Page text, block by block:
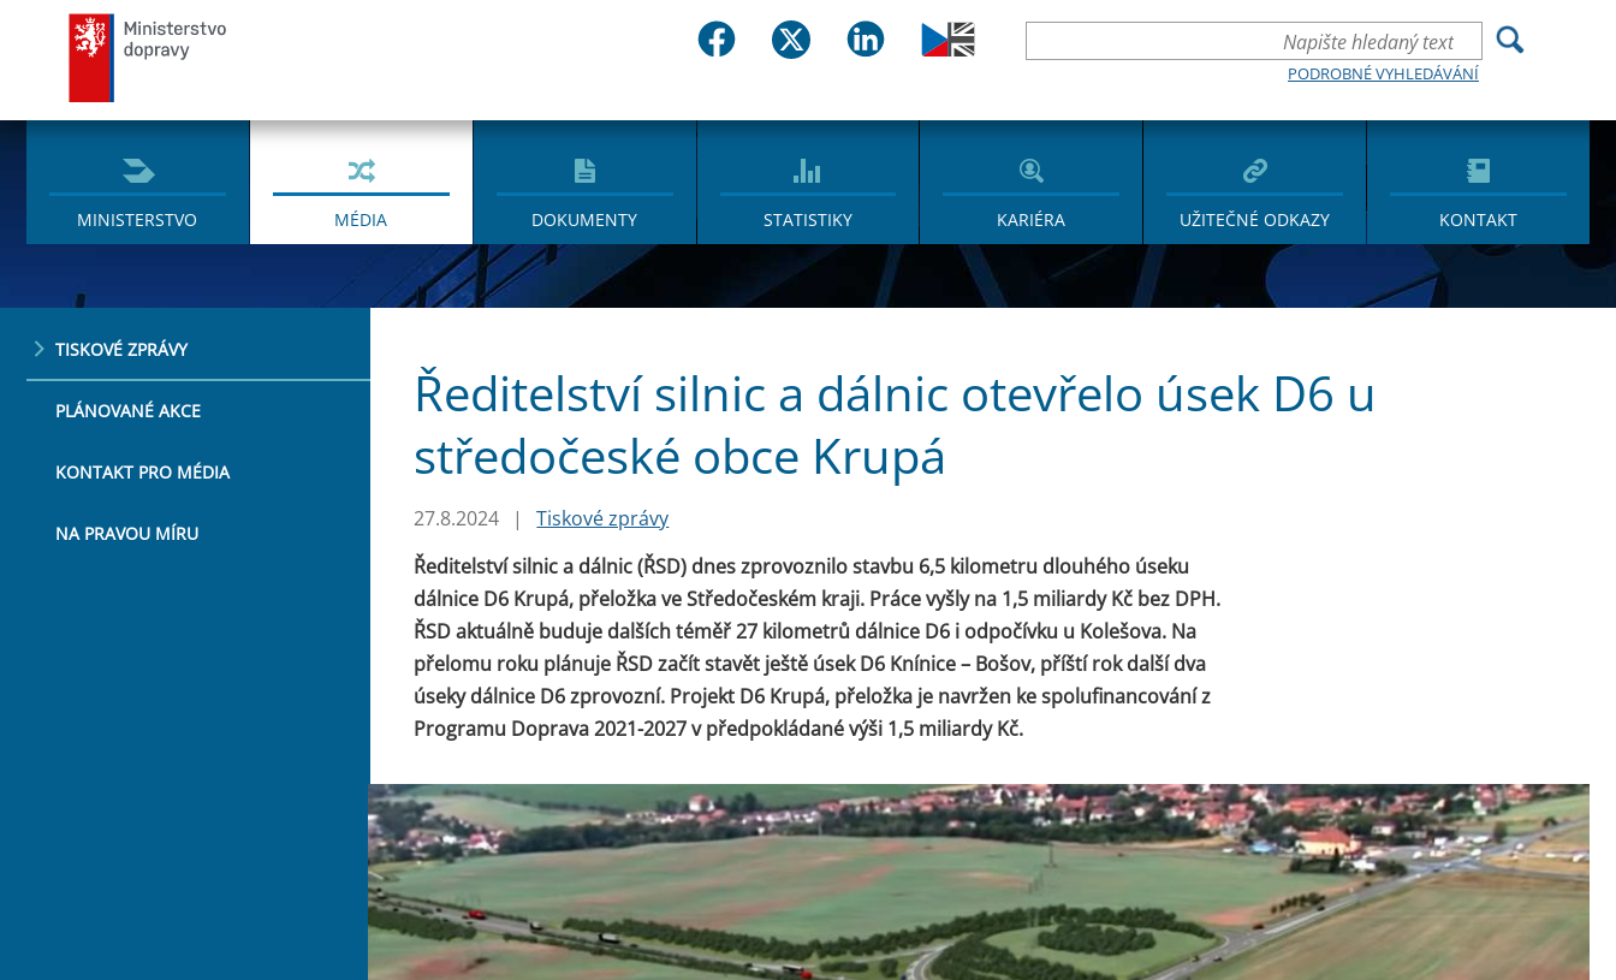
PODROBNÉ VYHLEDÁVÁNÍ
MINISTERSTVO MÉDIA DOKUMENTY STATISTIKY KARIÉRA UŽITEČNÉ ODKAZY KONTAKT
TISKOVÉ ZPRÁVY
PLÁNOVANÉ AKCE
KONTAKT PRO MÉDIA
NA PRAVOU MÍRU
Ředitelství silnic a dálnic otevřelo úsek D6 u
středočeské obce Krupá
27.8.2024 |
Tiskové zprávy
Ředitelství silnic a dálnic (ŘSD) dnes zprovoznilo stavbu 6,5 kilometru dlouhého úseku
dálnice D6 Krupá, přeložka ve Středočeském kraji. Práce vyšly na 1,5 miliardy Kč bez DPH.
ŘSD aktuálně buduje dalších téměř 27 kilometrů dálnice D6 i odpočívku u Kolešova. Na
přelomu roku plánuje ŘSD začít stavět ještě úsek D6 Knínice – Bošov, příští rok další dva
úseky dálnice D6 zprovozní. Projekt D6 Krupá, přeložka je navržen ke spolufinancování z
Programu Doprava 2021-2027 v předpokládané výši 1,5 miliardy Kč.